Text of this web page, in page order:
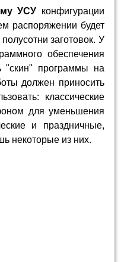
УСУ конфигурации
распоряжении будет
заготовок. У
обеспечения
"скин" программы на
должен приносить
классические
для уменьшения
и праздничные,
некоторые из них.